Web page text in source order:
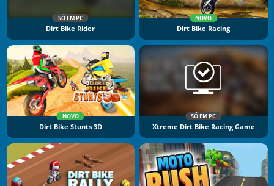
SÓ EM PC
Dirt Bike Rider
NOVO
Dirt Bike Racing
NOVO
Dirt Bike Stunts 3D
SÓ EM PC
Xtreme Dirt Bike Racing Game